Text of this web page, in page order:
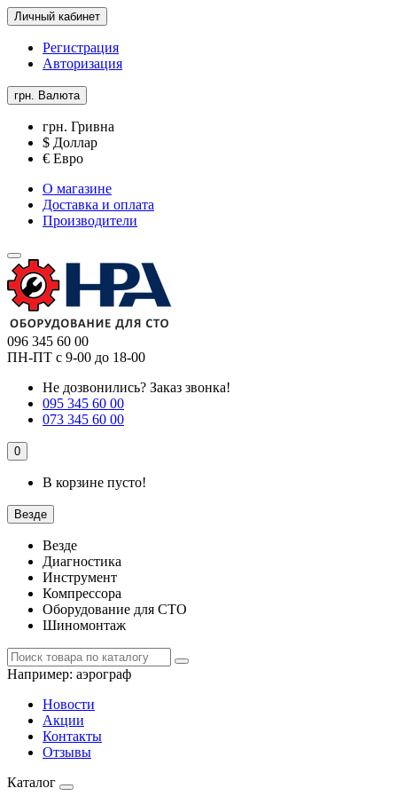
Личный кабинет
Регистрация
Авторизация
грн. Валюта
грн. Гривна
$ Доллар
€ Евро
О магазине
Доставка и оплата
Производители
096 345 60 00
ПН-ПТ с 9-00 до 18-00
Не дозвонились? Заказ звонка!
095 345 60 00
073 345 60 00
0
В корзине пусто!
Везде
Везде
Диагностика
Инструмент
Компрессора
Оборудование для СТО
Шиномонтаж
Например: аэрограф
Новости
Акции
Контакты
Отзывы
Каталог